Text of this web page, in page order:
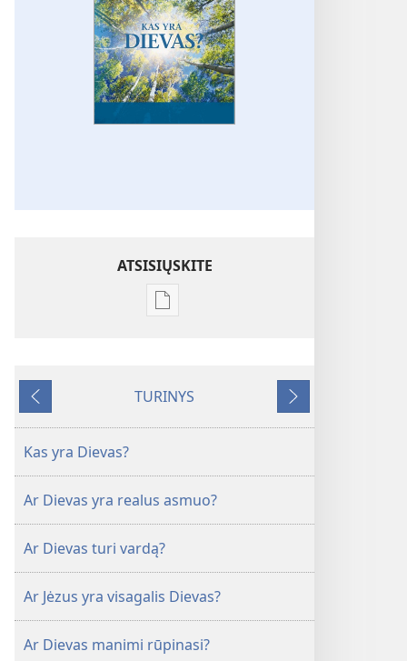
ATSISIŲSKITE
Skaitmeninių
SARGYBOS
Ankstesnis
TURINYS
Tolesnis
Kas yra Dievas?
Ar Dievas yra realus asmuo?
Ar Dievas turi vardą?
Ar Jėzus yra visagalis Dievas?
Ar Dievas manimi rūpinasi?